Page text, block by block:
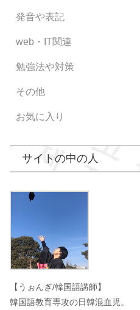
発音や表記
web・IT関連
勉強法や対策
その他
お気に入り
サイトの中の人
うぉんぎ
【うぉんぎ/韓国語講師】
韓国語教育専攻の日韓混血児。